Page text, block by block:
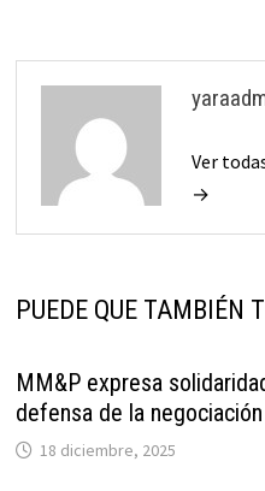
Ver
→
PUEDE QUE TAMBIÉN
MM&P expresa
defensa de la
18 diciembre, 2025